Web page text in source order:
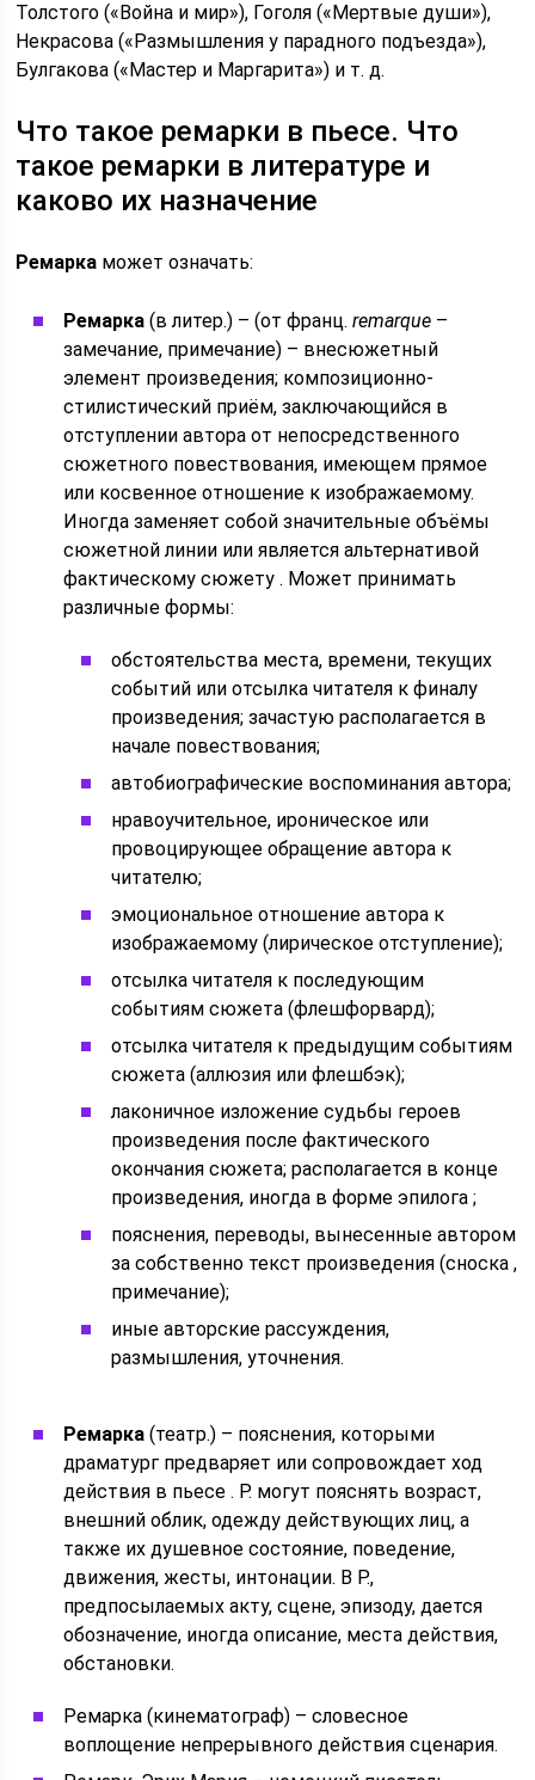
Толстого («Война и мир»), Гоголя («Мертвые души»),
Некрасова («Размышления у парадного подъезда»),
Булгакова («Мастер и Маргарита») и т. д.
Что такое ремарки в пьесе. Что
такое ремарки в литературе и
каково их назначение
Ремарка может означать:
Ремарка (в литер.) – (от франц.remarque –
замечание, примечание) – внесюжетный
элемент произведения; композиционно-
стилистический приём, заключающийся в
отступлении автора от непосредственного
сюжетного повествования, имеющем прямое
или косвенное отношение к изображаемому.
Иногда заменяет собой значительные объёмы
сюжетной линии или является альтернативой
фактическому сюжету . Может принимать
различные формы:
обстоятельства места, времени, текущих
событий или отсылка читателя к финалу
произведения; зачастую располагается в
начале повествования;
автобиографические воспоминания автора;
нравоучительное, ироническое или
провоцирующее обращение автора к
читателю;
эмоциональное отношение автора к
изображаемому (лирическое отступление);
отсылка читателя к последующим
событиям сюжета (флешфорвард);
отсылка читателя к предыдущим событиям
сюжета (аллюзия или флешбэк);
лаконичное изложение судьбы героев
произведения после фактического
окончания сюжета; располагается в конце
произведения, иногда в форме эпилога ;
пояснения, переводы, вынесенные автором
за собственно текст произведения (сноска ,
примечание);
иные авторские рассуждения,
размышления, уточнения.
Ремарка (театр.) – пояснения, которыми
драматург предваряет или сопровождает ход
действия в пьесе . Р. могут пояснять возраст,
внешний облик, одежду действующих лиц, а
также их душевное состояние, поведение,
движения, жесты, интонации. В Р.,
предпосылаемых акту, сцене, эпизоду, дается
обозначение, иногда описание, места действия,
обстановки.
Ремарка (кинематограф) – словесное
воплощение непрерывного действия сценария.